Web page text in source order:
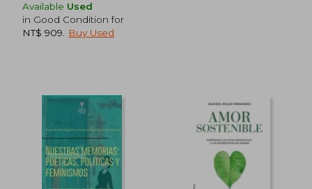
Available Used
in Good Condition for
NT$ 909
Buy Used